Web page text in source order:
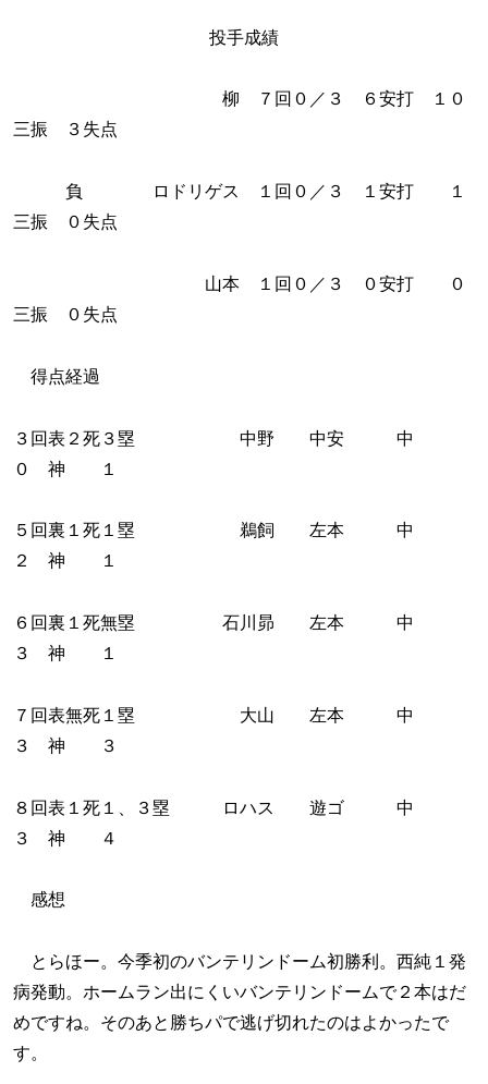
投手成績
柳 ７回０／３ ６安打 １０
三振 ３失点
負 ロドリゲス １回０／３ １安打 １
三振 ０失点
山本 １回０／３ ０安打 ０
三振 ０失点
得点経過
３回表２死３塁 中野 中安 中
０ 神 １
５回裏１死１塁 鵜飼 左本 中
２ 神 １
６回裏１死無塁 石川昴 左本 中
３ 神 １
７回表無死１塁 大山 左本 中
３ 神 ３
８回表１死１、３塁 ロハス 遊ゴ 中
３ 神 ４
感想
とらほー。今季初のバンテリンドーム初勝利。西純１発
病発動。ホームラン出にくいバンテリンドームで２本はだ
めですね。そのあと勝ちパで逃げ切れたのはよかったで
す。